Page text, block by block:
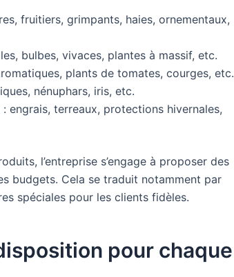
fruitiers, grimpants, haies, ornementaux,
bulbes, vivaces, plantes à massif, etc.
plants de tomates, courges, etc.
nénuphars, iris, etc.
: engrais, terreaux, protections hivernales,
l’entreprise s’engage à proposer des
budgets. Cela se traduit notamment par
spéciales pour les clients fidèles.
pour chaque